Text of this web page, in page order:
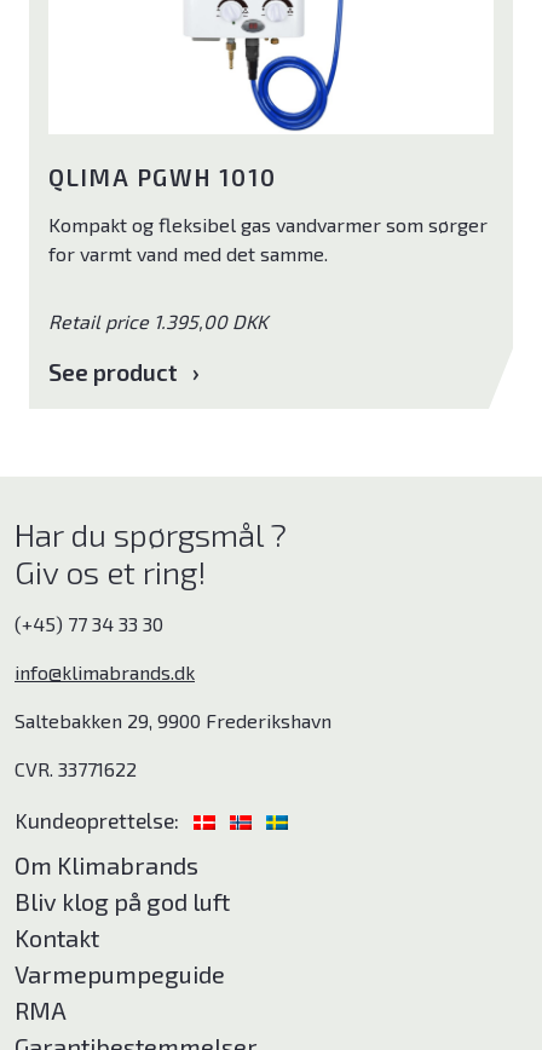
QLIMA PGWH 1010
Kompakt og fleksibel gas vandvarmer som sørger
for varmt vand med det samme.
Retail price 1.395,00 DKK
See product
Har du spørgsmål ?
Giv os et ring!
(+45) 77 34 33 30
info@klimabrands.dk
Saltebakken 29, 9900 Frederikshavn
CVR. 33771622
Kundeoprettelse:
Om Klimabrands
Bliv klog på god luft
Kontakt
Varmepumpeguide
RMA